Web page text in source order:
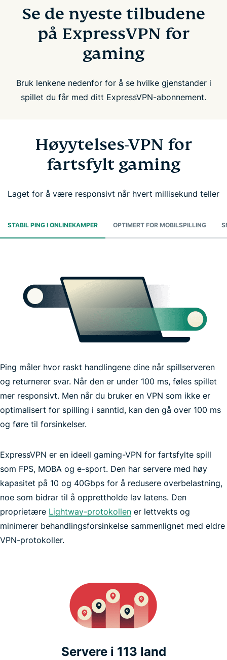
Se de nyeste tilbudene
på ExpressVPN for
gaming
Bruk lenkene nedenfor for å se hvilke gjenstander i
spillet du får med ditt ExpressVPN-abonnement.
Høyytelses-VPN for
fartsfylt gaming
Laget for å være responsivt når hvert millisekund teller
STABIL PING I ONLINEKAMPER OPTIMERT FOR MOBILSPILLING
Ping måler hvor raskt handlingene dine når spillserveren
og returnerer svar. Når den er under 100 ms, føles spillet
mer responsivt. Men når du bruker en VPN som ikke er
optimalisert for spilling i sanntid, kan den gå over 100 ms
og føre til forsinkelser.
ExpressVPN er en ideell gaming-VPN for fartsfylte spill
som FPS, MOBA og e-sport. Den har servere med høy
kapasitet på 10 og 40Gbps for å redusere overbelastning,
noe som bidrar til å opprettholde lav latens. Den
proprietære Lightway-protokollen er lettvekts og
minimerer behandlingsforsinkelse sammenlignet med eldre
VPN-protokoller.
raskest mulig
VPN
Pokémon GO
Servere i 113 land